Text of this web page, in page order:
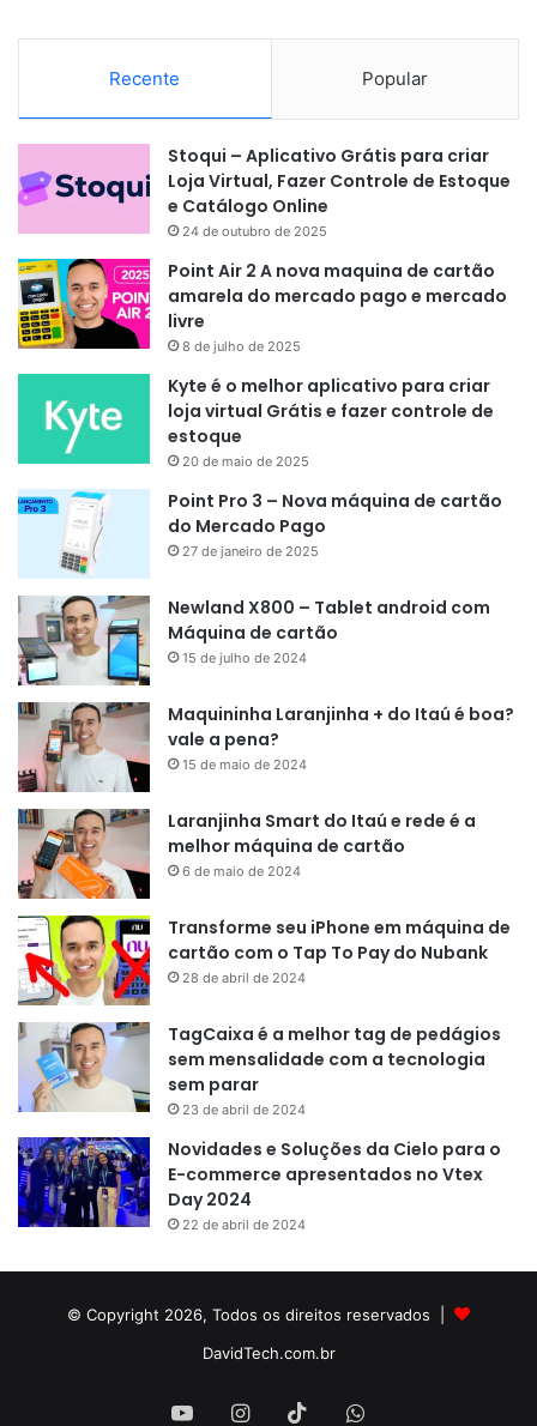
Recente Popular
Stoqui – Aplicativo Grátis para criar
Loja Virtual, Fazer Controle de Estoque
e Catálogo Online
24 de outubro de 2025
Point Air 2 A nova maquina de cartão
amarela do mercado pago e mercado
livre
8 de julho de 2025
Kyte é o melhor aplicativo para criar
loja virtual Grátis e fazer controle de
estoque
20 de maio de 2025
Point Pro 3 – Nova máquina de cartão
do Mercado Pago
27 de janeiro de 2025
Newland X800 – Tablet android com
Máquina de cartão
15 de julho de 2024
Maquininha Laranjinha + do Itaú é boa?
vale a pena?
15 de maio de 2024
Laranjinha Smart do Itaú e rede é a
melhor máquina de cartão
6 de maio de 2024
Transforme seu iPhone em máquina de
cartão com o Tap To Pay do Nubank
28 de abril de 2024
TagCaixa é a melhor tag de pedágios
sem mensalidade com a tecnologia
sem parar
23 de abril de 2024
Novidades e Soluções da Cielo para o
E-commerce apresentados no Vtex
Day 2024
22 de abril de 2024
© Copyright 2026, Todos os direitos reservados |
DavidTech.com.br
YouTubeInstagram
TikTokWhatsApp